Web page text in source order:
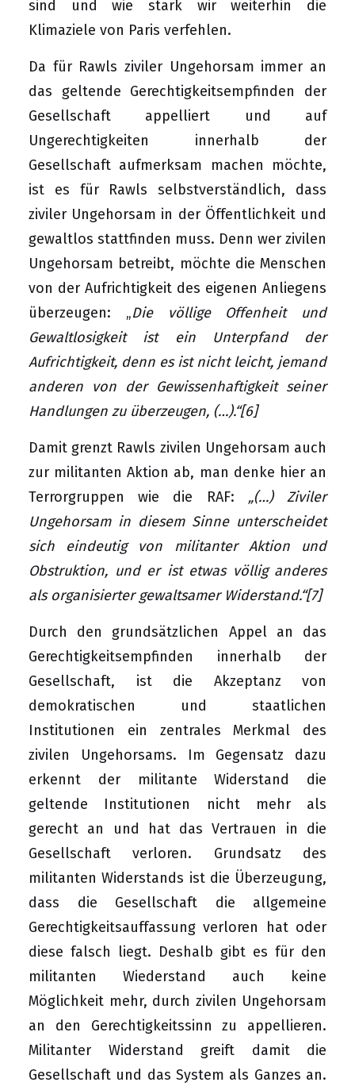
sind und wie stark wir weiterhin die
Klimaziele von Paris verfehlen.
Da für Rawls ziviler Ungehorsam immer an
das geltende Gerechtigkeitsempfinden der
Gesellschaft appelliert und auf
Ungerechtigkeiten innerhalb der
Gesellschaft aufmerksam machen möchte,
ist es für Rawls selbstverständlich, dass
ziviler Ungehorsam in der Öffentlichkeit und
gewaltlos stattfinden muss. Denn wer zivilen
Ungehorsam betreibt, möchte die Menschen
von der Aufrichtigkeit des eigenen Anliegens
überzeugen: „Die völlige Offenheit und
Gewaltlosigkeit ist ein Unterpfand der
Aufrichtigkeit, denn es ist nicht leicht, jemand
anderen von der Gewissenhaftigkeit seiner
Handlungen zu überzeugen, (…).“[6]
Damit grenzt Rawls zivilen Ungehorsam auch
zur militanten Aktion ab, man denke hier an
Terrorgruppen wie die RAF: „(…) Ziviler
Ungehorsam in diesem Sinne unterscheidet
sich eindeutig von militanter Aktion und
Obstruktion, und er ist etwas völlig anderes
als organisierter gewaltsamer Widerstand.“[7]
Durch den grundsätzlichen Appel an das
Gerechtigkeitsempfinden innerhalb der
Gesellschaft, ist die Akzeptanz von
demokratischen und staatlichen
Institutionen ein zentrales Merkmal des
zivilen Ungehorsams. Im Gegensatz dazu
erkennt der militante Widerstand die
geltende Institutionen nicht mehr als
gerecht an und hat das Vertrauen in die
Gesellschaft verloren. Grundsatz des
militanten Widerstands ist die Überzeugung,
dass die Gesellschaft die allgemeine
Gerechtigkeitsauffassung verloren hat oder
diese falsch liegt. Deshalb gibt es für den
militanten Wiederstand auch keine
Möglichkeit mehr, durch zivilen Ungehorsam
an den Gerechtigkeitssinn zu appellieren.
Militanter Widerstand greift damit die
Gesellschaft und das System als Ganzes an.